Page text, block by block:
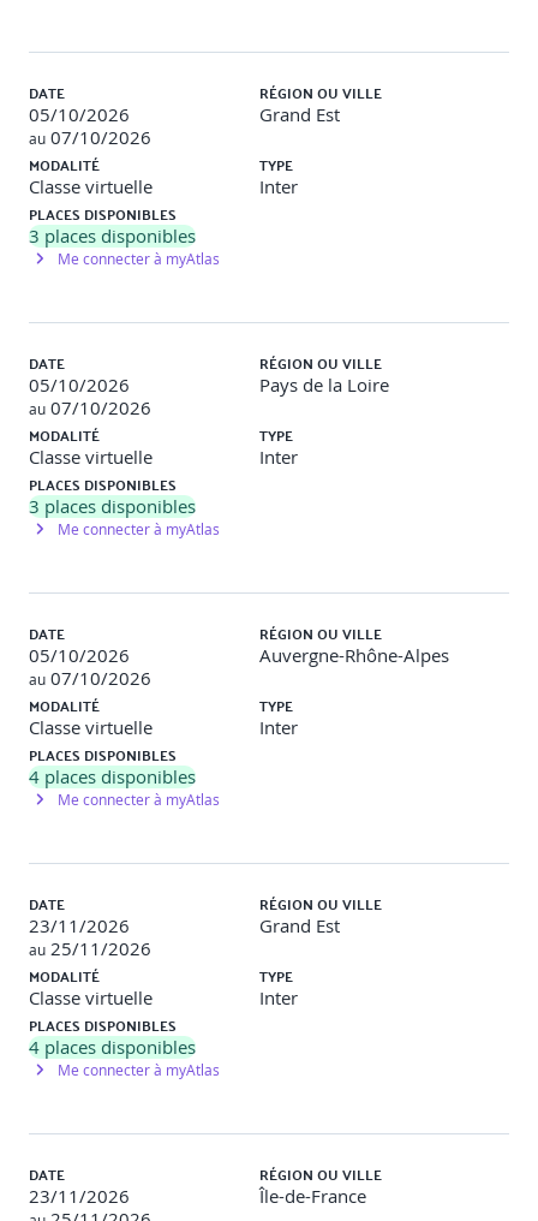
et l’influence sur les candidats.
interlocuteurs.
Echanges
Echanges sur son style de recruteur et ses expériences difficiles
en entretien de recrutement.
Questionner son commanditaire sur ses besoins en
recrutement
Distinguer capacité, compétence, potentiel et talent.
Définir les aptitudes professionnelles, les soft skills
pour minimiser les risques d’erreur de sélection.
Définir le besoin du commanditaire à l’aide d’outils :
fiches métiers, OMMDC, QQOQCPC.
Convenir des compétences indispensables et
profil de poste.
acteurs concernés.
Point téléphonique
Un participant joue le rôle du commanditaire et un
participant joue le rôle du chargé de recherche. Le chargé de
recherche doit poser des questions précises et pertinentes pour
comprendre le besoin en recrutement de son commanditaire.
simulation.
Décoder les comportements des candidats en
entretien
Distinguer comportement, attitude et personnalité.
Cerner les aptitudes professionnelles des candidats.
Connaître les outils d’aide au recrutement : PAPI, DISC,
etc.
DATE
05/10/2026
au 07/10/2026
RÉGION OU VILLE
Grand Est
MODALITÉ
Classe virtuelle
TYPE
Inter
PLACES DISPONIBLES
3 places disponibles
Me connecter à myAtlas
DATE
05/10/2026
au 07/10/2026
RÉGION OU VILLE
Pays de la Loire
MODALITÉ
Classe virtuelle
TYPE
Inter
PLACES DISPONIBLES
3 places disponibles
Me connecter à myAtlas
DATE
05/10/2026
au 07/10/2026
RÉGION OU VILLE
Auvergne-Rhône-Alpes
MODALITÉ
Classe virtuelle
TYPE
Inter
PLACES DISPONIBLES
4 places disponibles
Me connecter à myAtlas
DATE
23/11/2026
au 25/11/2026
RÉGION OU VILLE
Grand Est
MODALITÉ
Classe virtuelle
TYPE
Inter
PLACES DISPONIBLES
4 places disponibles
Me connecter à myAtlas
DATE
23/11/2026
RÉGION OU VILLE
Île-de-France